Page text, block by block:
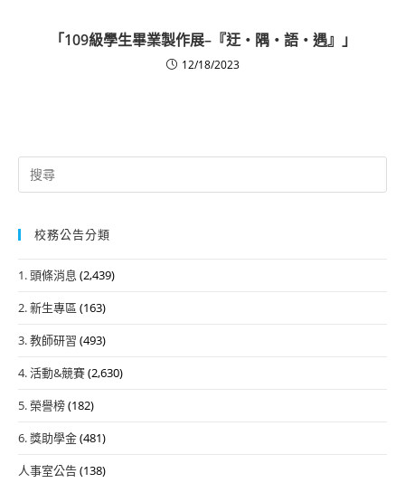
「109級學生畢業製作展–『迂‧隅‧語‧遇』」
12/18/2023
Search
for:
校務公告分類
1. 頭條消息 (2,439)
2. 新生專區 (163)
3. 教師研習 (493)
4. 活動&競賽(2,630)
5. 榮譽榜(182)
6. 獎助學金(481)
人事室公告(138)